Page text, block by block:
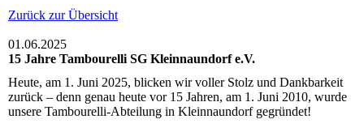
Zurück zur Übersicht
01.06.2025
15 Jahre Tambourelli SG Kleinnaundorf e.V.
Heute, am 1. Juni 2025, blicken wir voller Stolz und Dankbarkeit
zurück – denn genau heute vor 15 Jahren, am 1. Juni 2010, wurde
unsere Tambourelli-Abteilung in Kleinnaundorf gegründet!